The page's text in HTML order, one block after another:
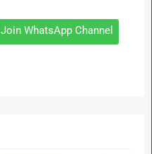
Join WhatsApp Channel